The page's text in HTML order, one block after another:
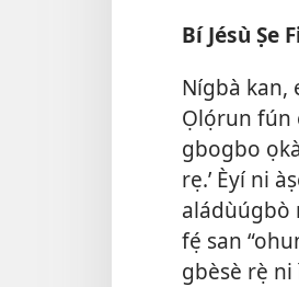
Bí Jésù Ṣe
Nígbà kan,
Ọlọ́run fún
gbogbo
rẹ.’ Èyí ni
aládùúgbò
fẹ́ san
gbèsè rẹ̀